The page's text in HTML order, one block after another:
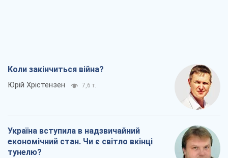
Коли закінчиться війна?
Юрій Хрістензен 7,6 т.
Україна вступила в надзвичайний
економічний стан. Чи є світло вкінці
тунелю?